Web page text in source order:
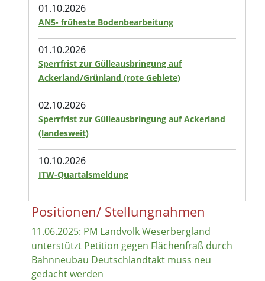
01.10.2026
AN5- früheste Bodenbearbeitung
01.10.2026
Sperrfrist zur Gülleausbringung auf
Ackerland/Grünland (rote Gebiete)
02.10.2026
Sperrfrist zur Gülleausbringung auf Ackerland
(landesweit)
10.10.2026
ITW-Quartalsmeldung
Positionen/ Stellungnahmen
11.06.2025: PM Landvolk Weserbergland
unterstützt Petition gegen Flächenfraß durch
Bahnneubau Deutschlandtakt muss neu
gedacht werden